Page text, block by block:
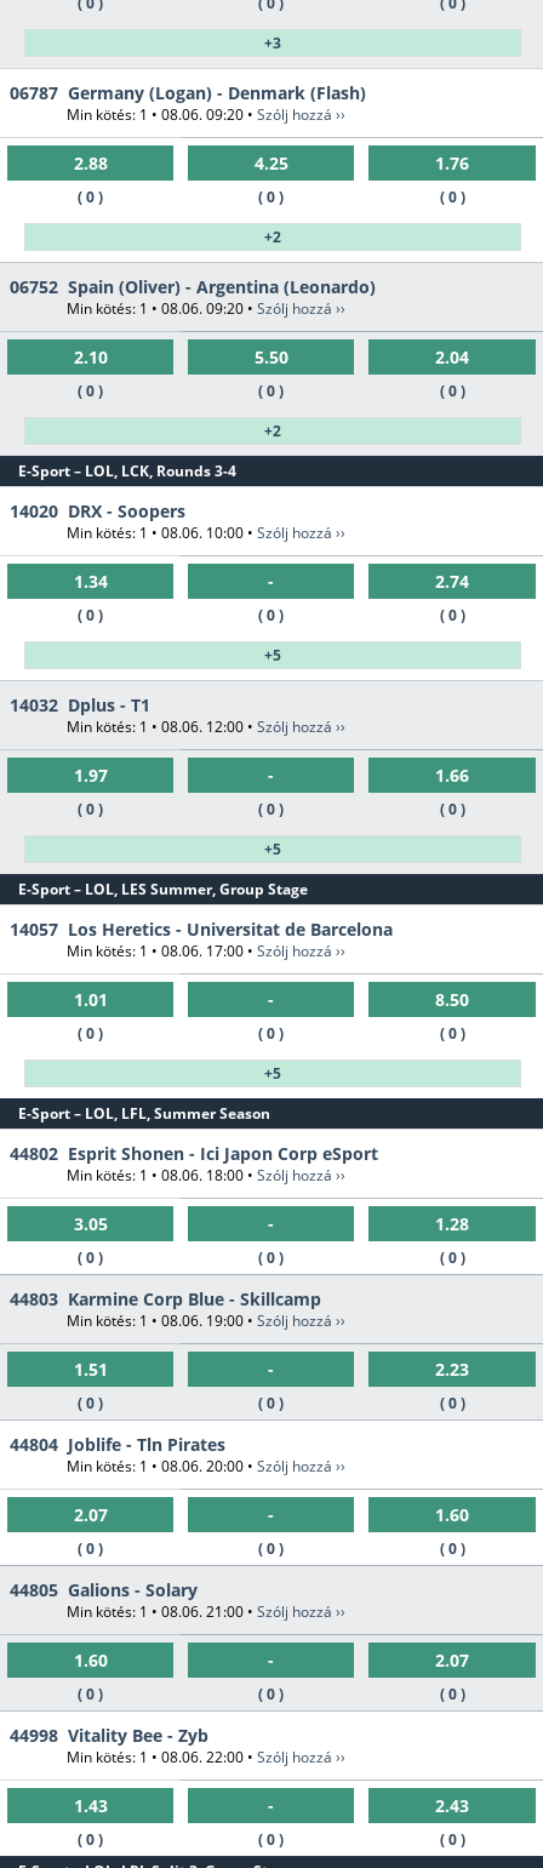
+3
06787 Germany (Logan) - Denmark (Flash)
Min kötés: 1 • 08.06. 09:20 • Szólj hozzá ››
2.88
( 0 )
4.25
( 0 )
1.76
( 0 )
+2
06752 Spain (Oliver) - Argentina (Leonardo)
Min kötés: 1 • 08.06. 09:20 • Szólj hozzá ››
2.10
( 0 )
5.50
( 0 )
2.04
( 0 )
+2
E-Sport – LOL, LCK, Rounds 3-4
14020 DRX - Soopers
Min kötés: 1 • 08.06. 10:00 • Szólj hozzá ››
1.34
( 0 )
-
( 0 )
2.74
( 0 )
+5
14032 Dplus - T1
Min kötés: 1 • 08.06. 12:00 • Szólj hozzá ››
1.97
( 0 )
-
( 0 )
1.66
( 0 )
+5
E-Sport – LOL, LES Summer, Group Stage
14057 Los Heretics - Universitat de Barcelona
Min kötés: 1 • 08.06. 17:00 • Szólj hozzá ››
1.01
( 0 )
-
( 0 )
8.50
( 0 )
+5
E-Sport – LOL, LFL, Summer Season
44802 Esprit Shonen - Ici Japon Corp eSport
Min kötés: 1 • 08.06. 18:00 • Szólj hozzá ››
3.05
( 0 )
-
( 0 )
1.28
( 0 )
44803 Karmine Corp Blue - Skillcamp
Min kötés: 1 • 08.06. 19:00 • Szólj hozzá ››
1.51
( 0 )
-
( 0 )
2.23
( 0 )
44804 Joblife - Tln Pirates
Min kötés: 1 • 08.06. 20:00 • Szólj hozzá ››
2.07
( 0 )
-
( 0 )
1.60
( 0 )
44805 Galions - Solary
Min kötés: 1 • 08.06. 21:00 • Szólj hozzá ››
1.60
( 0 )
-
( 0 )
2.07
( 0 )
44998 Vitality Bee - Zyb
Min kötés: 1 • 08.06. 22:00 • Szólj hozzá ››
1.43
( 0 )
-
( 0 )
2.43
( 0 )